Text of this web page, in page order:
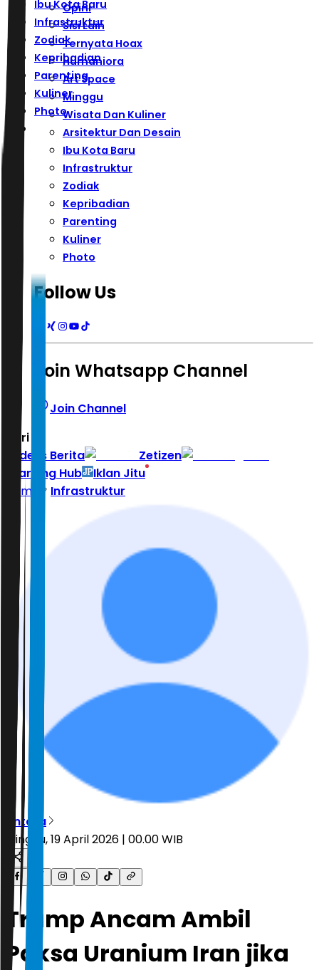
Ibu Kota Baru
Infrastruktur
Zodiak
Kepribadian
Parenting
Kuliner
Photo
Opini
Sisi Lain
Ternyata Hoax
Humaniora
Art Space
Minggu
Wisata Dan Kuliner
Arsitektur Dan Desain
Ibu Kota Baru
Infrastruktur
Zodiak
Kepribadian
Parenting
Kuliner
Photo
Follow Us
Join Whatsapp Channel
Join Channel
Hari ini
Indeks Berita
Zetizen
Learning Hub
Iklan Jitu
Home
Infrastruktur
Antara
Minggu, 19 April 2026 | 00.00 WIB
Trump Ancam Ambil
Paksa Uranium Iran jika